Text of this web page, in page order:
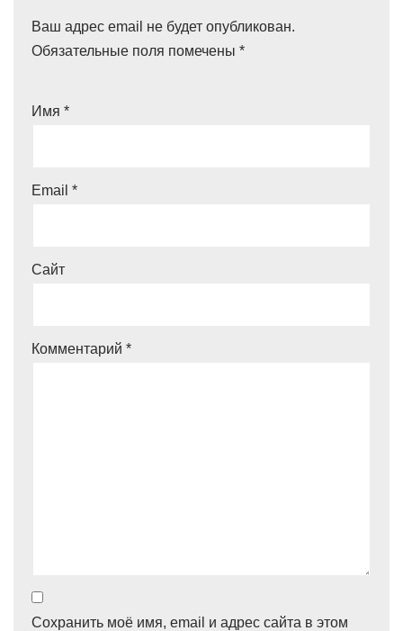
Ваш адрес email не будет опубликован.
Обязательные поля помечены *
Имя *
Email *
Сайт
Комментарий *
Сохранить моё имя, email и адрес сайта в этом